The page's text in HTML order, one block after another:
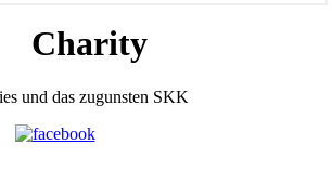
Charity
und das zugunsten SKK